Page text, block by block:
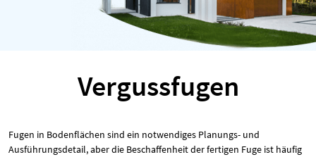
Vergussfugen
Fugen in Bodenflächen sind ein notwendiges Planungs- und
Ausführungsdetail, aber die Beschaffenheit der fertigen Fuge ist häufig